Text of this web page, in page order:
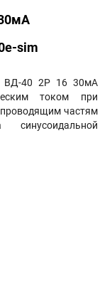
sim
ВД-40 2P 16 30мА
током при
частям
синусоидальной